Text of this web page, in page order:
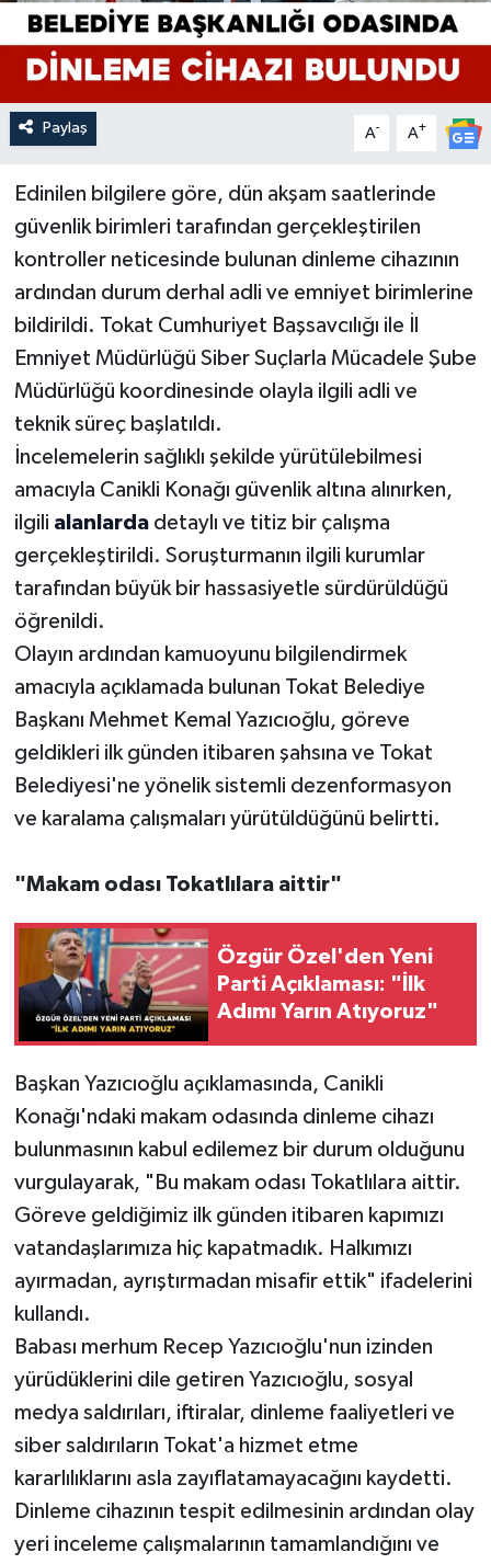
Paylaş A- A+
Edinilen bilgilere göre, dün akşam saatlerinde
güvenlik birimleri tarafından gerçekleştirilen
kontroller neticesinde bulunan dinleme cihazının
ardından durum derhal adli ve emniyet birimlerine
bildirildi. Tokat Cumhuriyet Başsavcılığı ile İl
Emniyet Müdürlüğü Siber Suçlarla Mücadele Şube
Müdürlüğü koordinesinde olayla ilgili adli ve
teknik süreç başlatıldı.
İncelemelerin sağlıklı şekilde yürütülebilmesi
amacıyla Canikli Konağı güvenlik altına alınırken,
ilgili alanlardadetaylı ve titiz bir çalışma
gerçekleştirildi. Soruşturmanın ilgili kurumlar
tarafından büyük bir hassasiyetle sürdürüldüğü
öğrenildi.
Olayın ardından kamuoyunu bilgilendirmek
amacıyla açıklamada bulunan Tokat Belediye
Başkanı Mehmet Kemal Yazıcıoğlu, göreve
geldikleri ilk günden itibaren şahsına ve Tokat
Belediyesi'ne yönelik sistemli dezenformasyon
ve karalama çalışmaları yürütüldüğünü belirtti.
"Makam odası Tokatlılara aittir"
Özgür Özel'den Yeni
Parti Açıklaması: "İlk
Adımı Yarın Atıyoruz"
Başkan Yazıcıoğlu açıklamasında, Canikli
Konağı'ndaki makam odasında dinleme cihazı
bulunmasının kabul edilemez bir durum olduğunu
vurgulayarak, "Bu makam odası Tokatlılara aittir.
Göreve geldiğimiz ilk günden itibaren kapımızı
vatandaşlarımıza hiç kapatmadık. Halkımızı
ayırmadan, ayrıştırmadan misafir ettik" ifadelerini
kullandı.
Babası merhum Recep Yazıcıoğlu'nun izinden
yürüdüklerini dile getiren Yazıcıoğlu, sosyal
medya saldırıları, iftiralar, dinleme faaliyetleri ve
siber saldırıların Tokat'a hizmet etme
kararlılıklarını asla zayıflatamayacağını kaydetti.
Dinleme cihazının tespit edilmesinin ardından olay
yeri inceleme çalışmalarının tamamlandığını ve